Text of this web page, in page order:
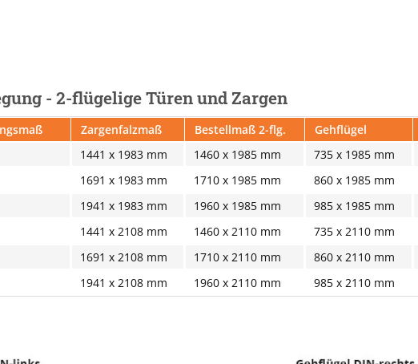
- 2-flügelige Türen und Zargen
Zargenfalzmaß Bestellmaß 2-flg. Gehflügel
1441 x 1983 mm 1460 x 1985 mm 735 x 1985 mm
1691 x 1983 mm 1710 x 1985 mm 860 x 1985 mm
1941 x 1983 mm 1960 x 1985 mm 985 x 1985 mm
1441 x 2108 mm 1460 x 2110 mm 735 x 2110 mm
1691 x 2108 mm 1710 x 2110 mm 860 x 2110 mm
1941 x 2108 mm 1960 x 2110 mm 985 x 2110 mm